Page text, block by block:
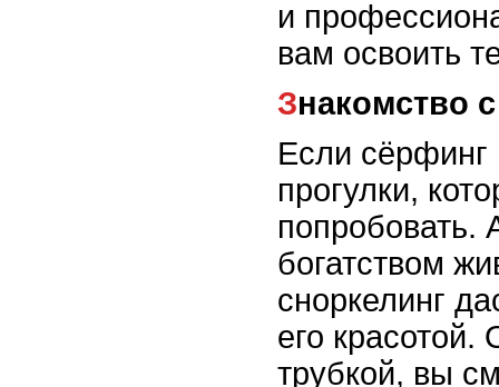
и
вам освоить
Если сёрфинг
прогулки,
попробовать.
богатством
сноркелинг
его
трубкой, вы